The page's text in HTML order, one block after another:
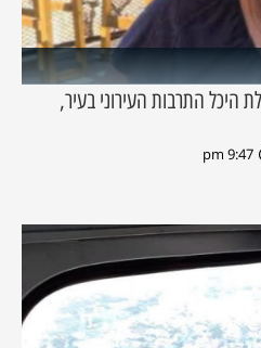
היכל התרבות העירוני בעיר,
9:47 pm